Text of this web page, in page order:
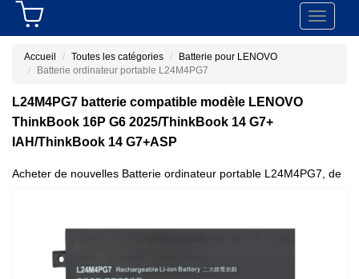
Toggle
Accueil Toutes les catégories
Batterie pour LENOVO
Batterie ordinateur portable L24M4PG7
L24M4PG7 batterie compatible modèle LENOVO
ThinkBook 16P G6 2025/ThinkBook 14 G7+
IAH/ThinkBook 14 G7+ASP
Acheter de nouvelles Batterie ordinateur portable L24M4PG7, de